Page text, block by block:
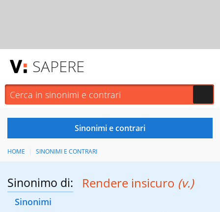
SAPERE
HOME SINONIMI E CONTRARI
Sinonimo di: Rendere insicuro (v.)
Sinonimi